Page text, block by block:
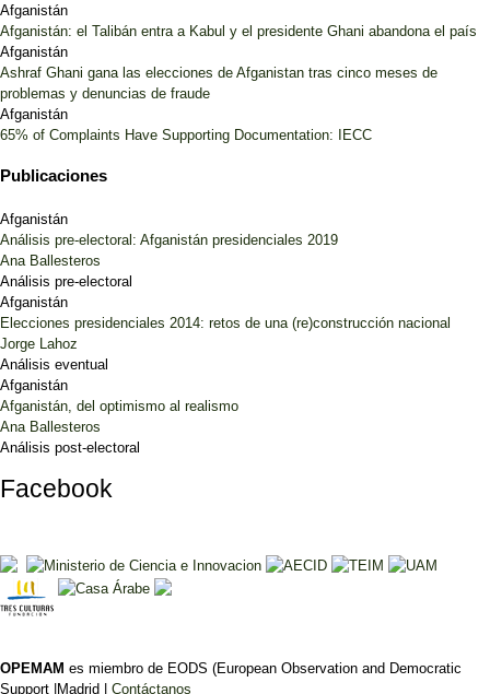
Afganistán
Afganistán: el Talibán entra a Kabul y el presidente Ghani abandona el país
Afganistán
Ashraf Ghani gana las elecciones de Afganistan tras cinco meses de
problemas y denuncias de fraude
Afganistán
65% of Complaints Have Supporting Documentation: IECC
Publicaciones
Afganistán
Análisis pre-electoral: Afganistán presidenciales 2019
Ana Ballesteros
Análisis pre-electoral
Afganistán
Elecciones presidenciales 2014: retos de una (re)construcción nacional
Jorge Lahoz
Análisis eventual
Afganistán
Afganistán, del optimismo al realismo
Ana Ballesteros
Análisis post-electoral
Facebook
OPEMAM es miembro de EODS (European Observation and Democratic
Support |Madrid | Contáctanos